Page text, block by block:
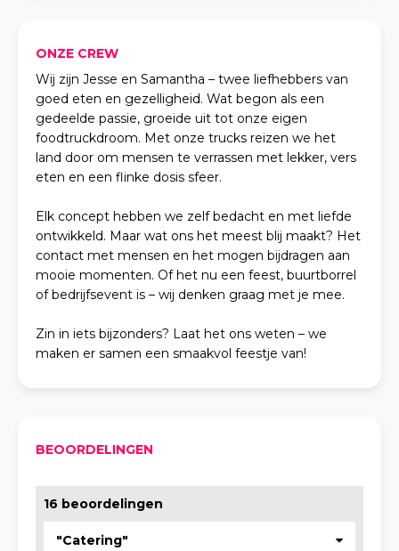
ONZE CREW
Wij zijn Jesse en Samantha – twee liefhebbers van
goed eten en gezelligheid. Wat begon als een
gedeelde passie, groeide uit tot onze eigen
foodtruckdroom. Met onze trucks reizen we het
land door om mensen te verrassen met lekker, vers
eten en een flinke dosis sfeer.
Elk concept hebben we zelf bedacht en met liefde
ontwikkeld. Maar wat ons het meest blij maakt? Het
contact met mensen en het mogen bijdragen aan
mooie momenten. Of het nu een feest, buurtborrel
of bedrijfsevent is – wij denken graag met je mee.
Zin in iets bijzonders? Laat het ons weten – we
maken er samen een smaakvol feestje van!
BEOORDELINGEN
16 beoordelingen
"Catering"